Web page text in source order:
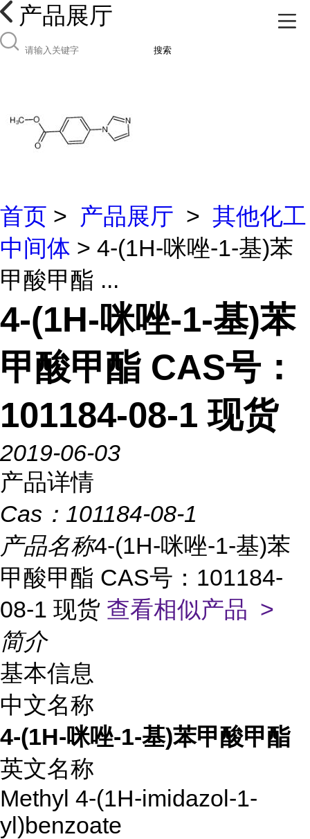
产品展厅
搜索
首页 > 产品展厅 > 其他化工
中间体 > 4-(1H-咪唑-1-基)苯
甲酸甲酯 ...
4-(1H-咪唑-1-基)苯
甲酸甲酯 CAS号：
101184-08-1 现货
2019-06-03
产品详情
Cas： 101184-08-1
产品名称4-(1H-咪唑-1-基)苯
甲酸甲酯 CAS号：101184-
08-1 现货 查看相似产品 >
简介
基本信息
中文名称
4-(1H-咪唑-1-基)苯甲酸甲酯
英文名称
Methyl 4-(1H-imidazol-1-
yl)benzoate